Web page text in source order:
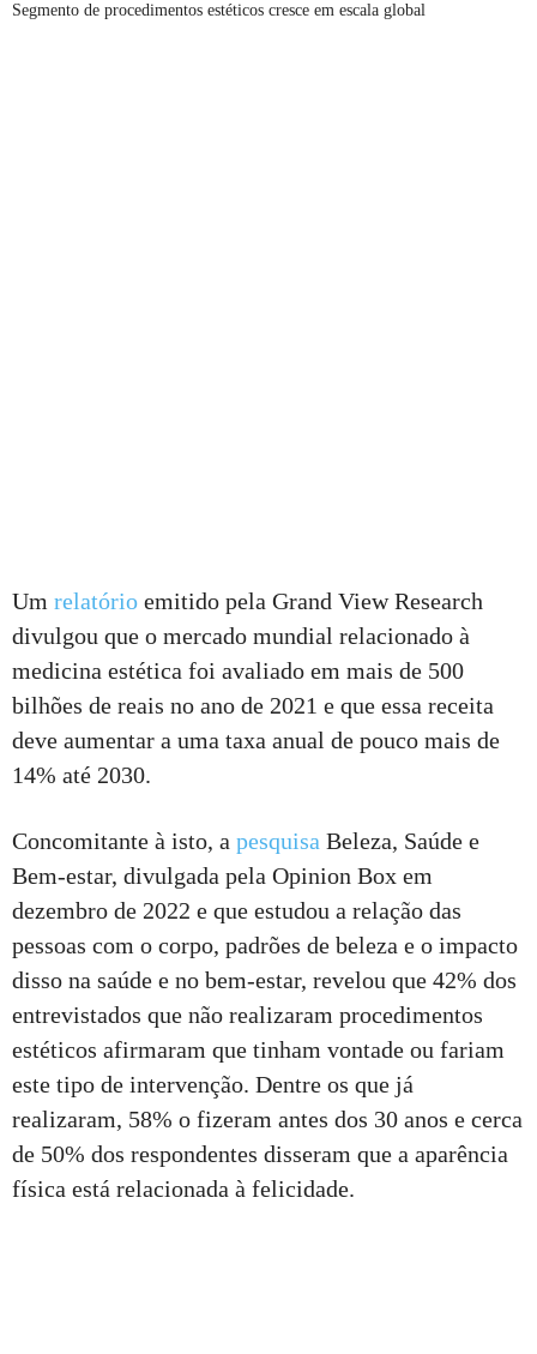
Segmento de procedimentos estéticos cresce em escala global
Um relatório emitido pela Grand View Research
divulgou que o mercado mundial relacionado à
medicina estética foi avaliado em mais de 500
bilhões de reais no ano de 2021 e que essa receita
deve aumentar a uma taxa anual de pouco mais de
14% até 2030.
Concomitante à isto, a pesquisa Beleza, Saúde e
Bem-estar, divulgada pela Opinion Box em
dezembro de 2022 e que estudou a relação das
pessoas com o corpo, padrões de beleza e o impacto
disso na saúde e no bem-estar, revelou que 42% dos
entrevistados que não realizaram procedimentos
estéticos afirmaram que tinham vontade ou fariam
este tipo de intervenção. Dentre os que já
realizaram, 58% o fizeram antes dos 30 anos e cerca
de 50% dos respondentes disseram que a aparência
física está relacionada à felicidade.